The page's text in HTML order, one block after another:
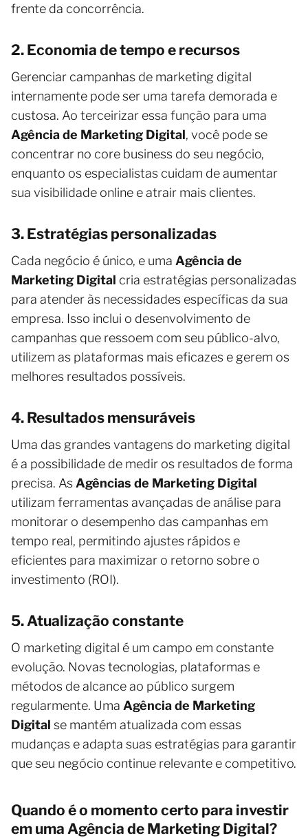
frente da concorrência.
2. Economia de tempo e recursos
Gerenciar campanhas de marketing digital
internamente pode ser uma tarefa demorada e
custosa. Ao terceirizar essa função para uma
Agência de Marketing Digital, você pode se
concentrar no core business do seu negócio,
enquanto os especialistas cuidam de aumentar
sua visibilidade online e atrair mais clientes.
3. Estratégias personalizadas
Cada negócio é único, e uma Agência de
Marketing Digital cria estratégias personalizadas
para atender às necessidades específicas da sua
empresa. Isso inclui o desenvolvimento de
campanhas que ressoem com seu público-alvo,
utilizem as plataformas mais eficazes e gerem os
melhores resultados possíveis.
4. Resultados mensuráveis
Uma das grandes vantagens do marketing digital
é a possibilidade de medir os resultados de forma
precisa. As Agências de Marketing Digital
utilizam ferramentas avançadas de análise para
monitorar o desempenho das campanhas em
tempo real, permitindo ajustes rápidos e
eficientes para maximizar o retorno sobre o
investimento (ROI).
5. Atualização constante
O marketing digital é um campo em constante
evolução. Novas tecnologias, plataformas e
métodos de alcance ao público surgem
regularmente. Uma Agência de Marketing
Digital se mantém atualizada com essas
mudanças e adapta suas estratégias para garantir
que seu negócio continue relevante e competitivo.
Quando é o momento certo para investir
em uma Agência de Marketing Digital?